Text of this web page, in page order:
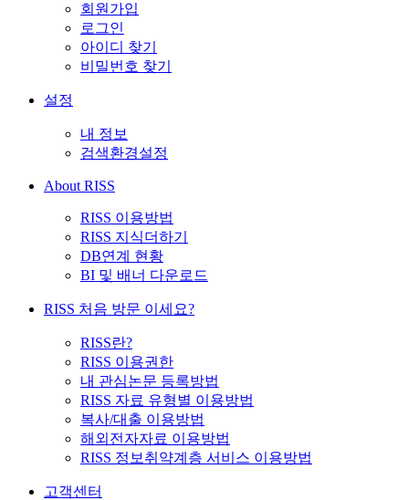
회원가입
로그인
아이디 찾기
비밀번호 찾기
설정
내 정보
검색환경설정
About RISS
RISS 이용방법
RISS 지식더하기
DB연계 현황
BI 및 배너 다운로드
RISS 처음 방문 이세요?
RISS란?
RISS 이용권한
내 관심논문 등록방법
RISS 자료 유형별 이용방법
복사/대출 이용방법
해외전자자료 이용방법
RISS 정보취약계층 서비스 이용방법
고객센터